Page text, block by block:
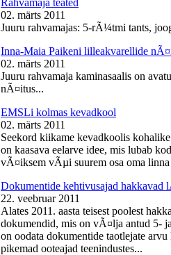
Rahvamaja teated
02. märts 2011
Juuru rahvamajas: 5-rÃ¼tmi tants,
Inna-Maia Paikeni lilleakvarellide
02. märts 2011
Juuru rahvamaja kaminasaalis on
nÃ¤itus...
EMSLi kolmas kevadkool
02. märts 2011
Seekord kiikame kevadkoolis
on kaasava eelarve idee, mis lubab
vÃ¤iksem vÃµi suurem osa oma
Dokumentide kehtivusajad hakkavad
22. veebruar 2011
Alates 2011. aasta teisest poolest
dokumendid, mis on vÃ¤lja antud 5-
on oodata dokumentide taotlejate
pikemad ooteajad teenindustes...